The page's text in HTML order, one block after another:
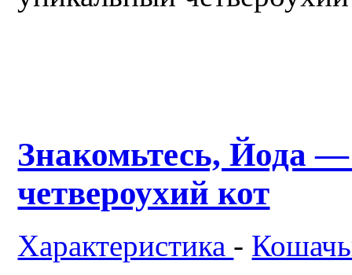
Знакомьтесь, Йода
четвероухий кот
Характеристика -